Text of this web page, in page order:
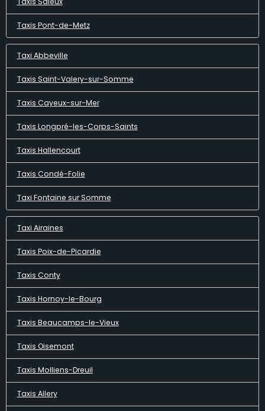
Taxis Pont-de-Metz
Taxi Abbeville
Taxis Saint-Valery-sur-Somme
Taxis Cayeux-sur-Mer
Taxis Longpré-les-Corps-Saints
Taxis Hallencourt
Taxis Condé-Folie
Taxi Fontaine sur Somme
Taxi Airaines
Taxis Poix-de-Picardie
Taxis Conty
Taxis Hornoy-le-Bourg
Taxis Beaucamps-le-Vieux
Taxis Oisemont
Taxis Molliens-Dreuil
Taxis Allery